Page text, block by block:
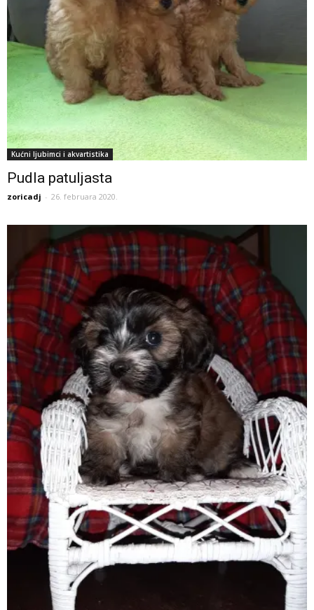
Kućni ljubimci i akvartistika
Pudla patuljasta
zoricadj - 26. februara 2020.